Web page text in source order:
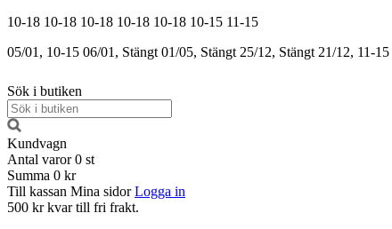
10-18 10-18 10-18 10-18 10-18 10-15 11-15
05/01, 10-15 06/01, Stängt 01/05, Stängt 25/12, Stängt 21/12, 11-15
Sök i butiken
Kundvagn
Antal varor 0 st
Summa 0 kr
Till kassan Mina sidor Logga in
500 kr kvar till fri frakt.